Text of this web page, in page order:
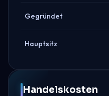
Gegründet
Hauptsitz
Handelskosten